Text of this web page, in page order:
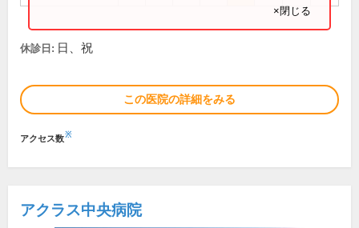
×閉じる
休診日: 日、祝
この医院の詳細をみる
アクセス数※
アクラス中央病院